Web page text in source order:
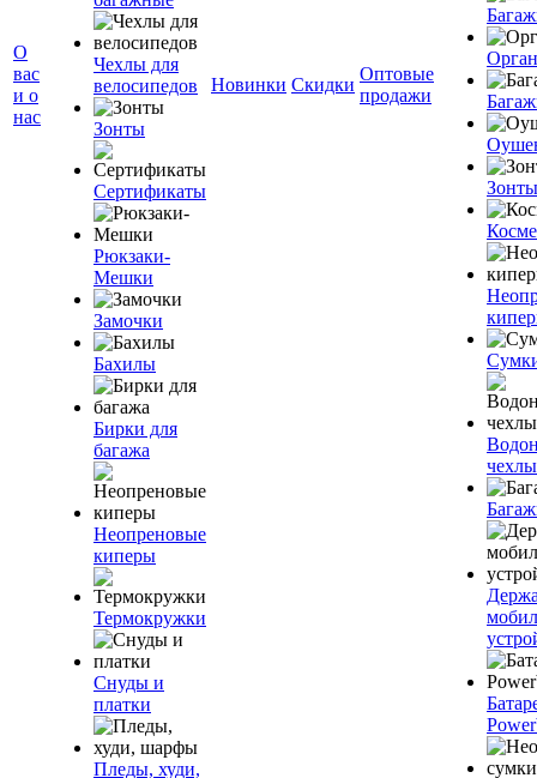
О
вас
и о
нас
Чехлы для
велосипедов
Зонты
Сертификаты
Рюкзаки-
Мешки
Замочки
Бахилы
Бирки для
багажа
Неопреновые
киперы
Термокружки
Снуды и
платки
Пледы, худи,
Новинки Скидки
Оптовые
продажи
Зонты